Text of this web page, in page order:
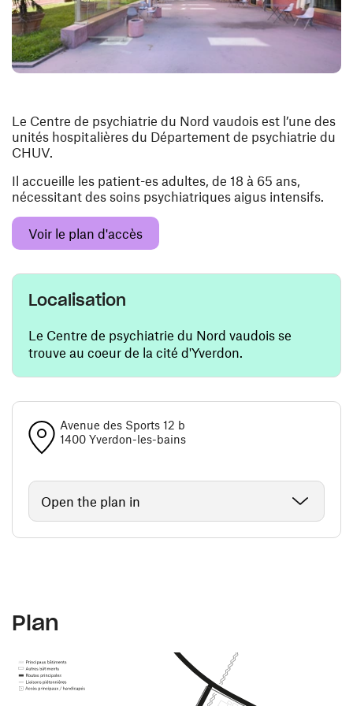
Le Centre de psychiatrie du Nord vaudois est l’une des
unités hospitalières du Département de psychiatrie du
CHUV.
Il accueille les patient-es adultes, de 18 à 65 ans,
nécessitant des soins psychiatriques aigus intensifs.
Voir le plan d'accès(opens in a new window)
Localisation
Le Centre de psychiatrie du Nord vaudois se
trouve au coeur de la cité d'Yverdon.
Avenue des Sports 12 b
1400 Yverdon-les-bains
Open the plan in
Plan